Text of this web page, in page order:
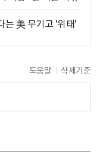
는 美 무기고 '위태'
도움말 삭제기준